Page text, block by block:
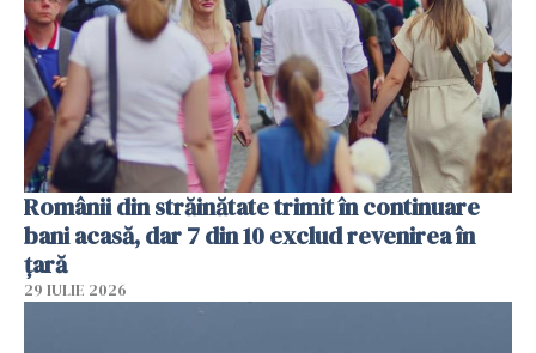
Românii din străinătate trimit în continuare
bani acasă, dar 7 din 10 exclud revenirea în
țară
29 IULIE 2026